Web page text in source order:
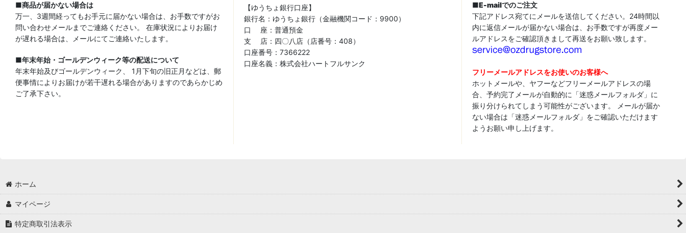
■商品が届かない場合は
万一、3週間経ってもお手元に届かない場合は、お手数ですがお
問い合わせメールまでご連絡ください。 在庫状況によりお届け
が遅れる場合は、メールにてご連絡いたします。
■年末年始・ゴールデンウィーク等の配送について
年末年始及びゴールデンウィーク、 1月下旬の旧正月などは、郵
便事情によりお届けが若干遅れる場合がありますのであらかじめ
ご了承下さい。
【ゆうちょ銀行口座】
銀行名：ゆうちょ銀行（金融機関コード：9900）
口 座：普通預金
支 店：四〇八店（店番号：408）
口座番号：7366222
口座名義：株式会社ハートフルサンク
■E-mailでのご注文
下記アドレス宛てにメールを送信してください。24時間以
内に返信メールが届かない場合は、お手数ですが再度メー
ルアドレスをご確認頂きまして再送をお願い致します。
フリーメールアドレスをお使いのお客様へ
ホットメールや、ヤフーなどフリーメールアドレスの場
合、予約完了メールが自動的に「迷惑メールフォルダ」に
振り分けられてしまう可能性がございます。 メールが届か
ない場合は「迷惑メールフォルダ」をご確認いただけます
ようお願い申し上げます。
ホーム
マイページ
特定商取引法表示